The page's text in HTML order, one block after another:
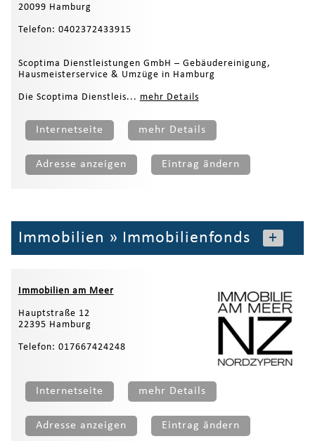
20099 Hamburg
Telefon: 0402372433915
Scoptima Dienstleistungen GmbH – Gebäudereinigung,
Hausmeisterservice & Umzüge in Hamburg
Die Scoptima Dienstleis... mehr Details
Internetseite mehr Details
Adresse anzeigen Eintrag ändern
Immobilien » Immobilienfonds +
Immobilien am Meer
Hauptstraße 12
22395 Hamburg
Telefon: 017667424248
Internetseite mehr Details
Adresse anzeigen Eintrag ändern